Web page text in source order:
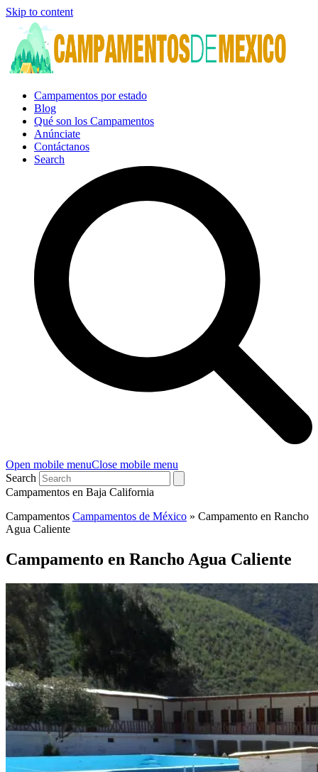
Skip to content
Campamentos por estado
Blog
Qué son los Campamentos
Anúnciate
Contáctanos
Search
Open mobile menuClose mobile menu
Search
Campamentos en Baja California
Campamentos Campamentos de México » Campamento en Rancho
Agua Caliente
Campamento en Rancho Agua Caliente